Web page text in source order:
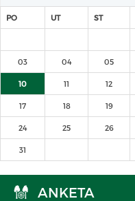
PO UT ST
03 04 05
10 11 12
17 18 19
24 25 26
31
ANKETA